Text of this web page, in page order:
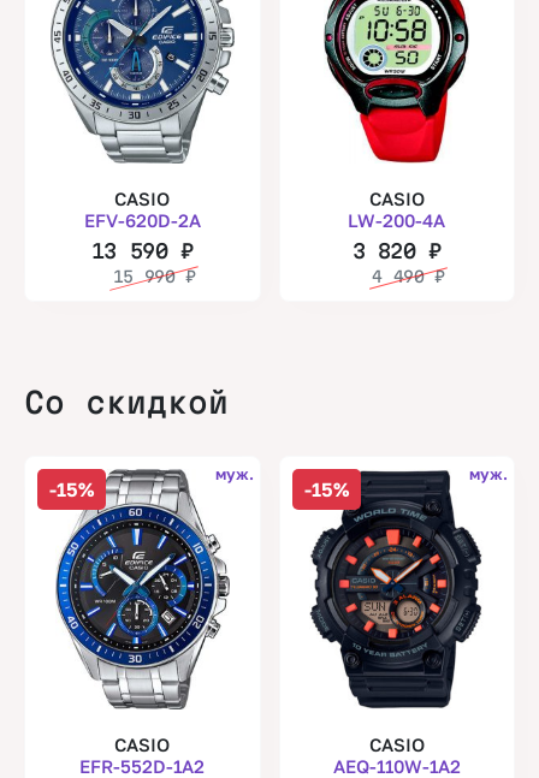
CASIO
EFV-620D-2A
13 590₽
15 990₽
CASIO
LW-200-4A
3 820₽
4 490₽
Со скидкой
-15%
муж.
CASIO
EFR-552D-1A2
-15%
муж.
CASIO
AEQ-110W-1A2